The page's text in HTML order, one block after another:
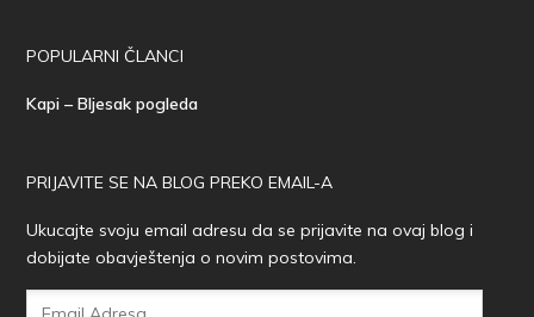
POPULARNI ČLANCI
Kapi – Bljesak pogleda
PRIJAVITE SE NA BLOG PREKO EMAIL-A
Ukucajte svoju email adresu da se prijavite na ovaj blog i
dobijate obavještenja o novim postovima.